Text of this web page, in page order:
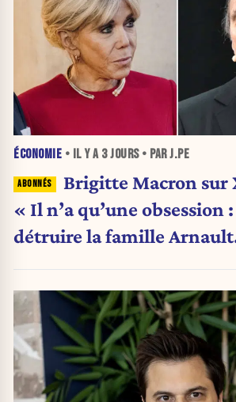
ÉCONOMIE • IL Y A 3 JOURS• PAR J.PE
Brigitte Macron sur
« Il n’a qu’une obsession
détruire la famille